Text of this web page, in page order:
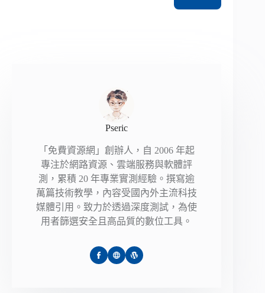
Pseric
「免費資源網」創辦人，自 2006 年起
專注於網路資源、雲端服務與軟體評
測，累積 20 年專業實測經驗。撰寫逾
萬篇技術教學，內容受國內外主流科技
媒體引用。致力於透過深度測試，為使
用者篩選安全且高品質的數位工具。